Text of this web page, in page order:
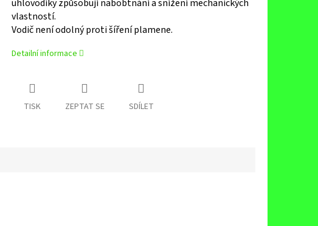
uhlovodíky způsobují nabobtnání a snížení mechanických
vlastností.
Vodič není odolný proti šíření plamene.
Detailní informace
TISK ZEPTAT SE SDÍLET